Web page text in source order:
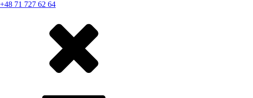
+48 71 727 62 64